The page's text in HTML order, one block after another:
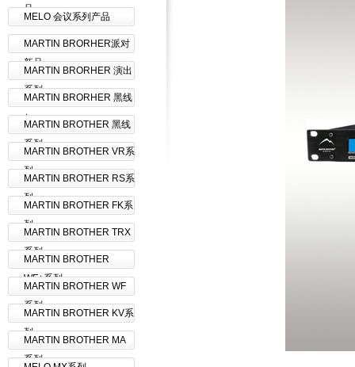
品
MELO 会议系列产品
MARTIN BRORHER派对
新品
MARTIN BRORHER 演出
系列
MARTIN BRORHER 黑线
+
MARTIN BROTHER 黑线
系列
MARTIN BROTHER VR系
列
MARTIN BROTHER RS系
列
MARTIN BROTHER FK系
列
MARTIN BROTHER TRX
系列
MARTIN BROTHER
WF+系列
MARTIN BROTHER WF
系列
MARTIN BROTHER KV系
列
MARTIN BROTHER MA
系列